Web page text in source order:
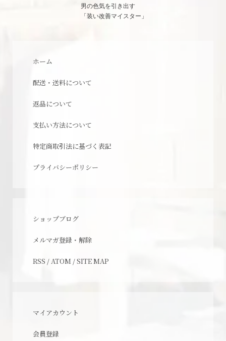
男の色気を引き出す
「装い改善マイスター」
ホーム
配送・送料について
返品について
支払い方法について
特定商取引法に基づく表記
プライバシーポリシー
ショップブログ
メルマガ登録・解除
RSS / ATOM /SITE MAP
マイアカウント
会員登録